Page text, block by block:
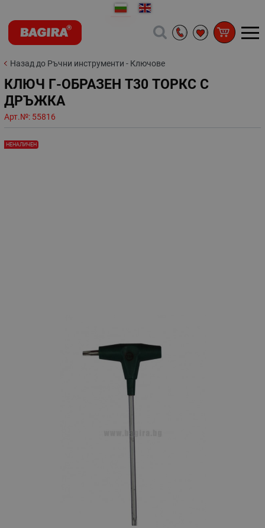
Назад до Ръчни инструменти - Ключове
КЛЮЧ Г-ОБРАЗЕН Т30 ТОРКС С
ДРЪЖКА
Арт.№: 55816
НЕНАЛИЧЕН